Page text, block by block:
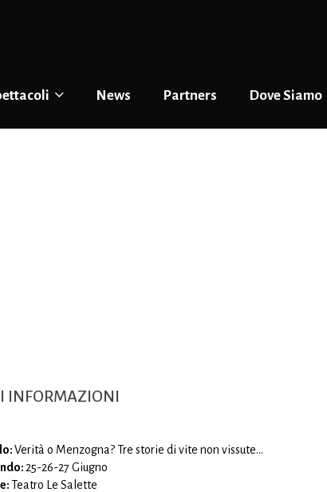
News Partners Dove Siamo
INFORMAZIONI
Verità o Menzogna? Tre storie di vite non vissute…
25-26-27 Giugno
Teatro Le Salette